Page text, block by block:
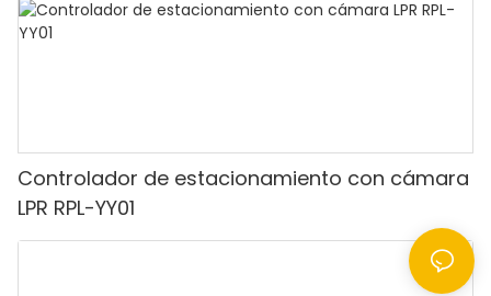
Controlador de estacionamiento con cámara
LPR RPL-YY01